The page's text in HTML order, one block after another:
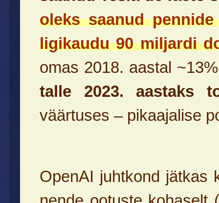
oleks saanud
ligikaudu 90 miljardi
omas 2018. aastal
talle 2023. aastaks
väärtuses – pikaajalise
OpenAI juhtkond jätkas